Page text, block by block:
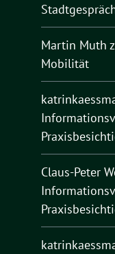
Martin Muth
Mobilität
Claus-Peter